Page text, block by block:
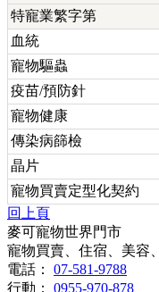
特寵業繁字第
血統
寵物驅蟲
疫苗/預防針
寵物健康
傳染病篩檢
晶片
寵物買賣定型化契約
回上頁
麥可寵物世界門市
寵物買賣、住宿、美容
電話： 07-581-9788
行動： 0955-970-878